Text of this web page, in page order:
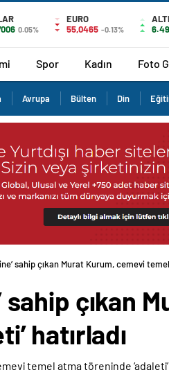
0.05%
EURO
55,0465 -0.13%
Spor Kadın Foto
Avrupa Bülten Din
sahip çıkan Murat Kurum, cemevi
sahip çıkan
hatırladı